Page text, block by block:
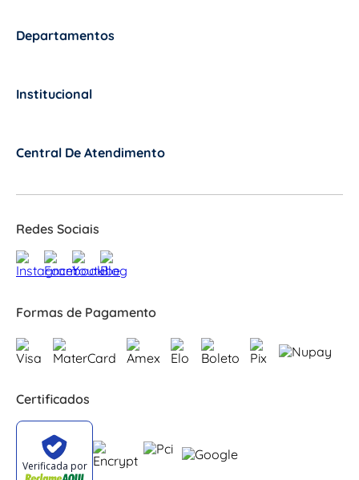
Departamentos
Institucional
Central De Atendimento
Redes Sociais
Formas de Pagamento
Certificados